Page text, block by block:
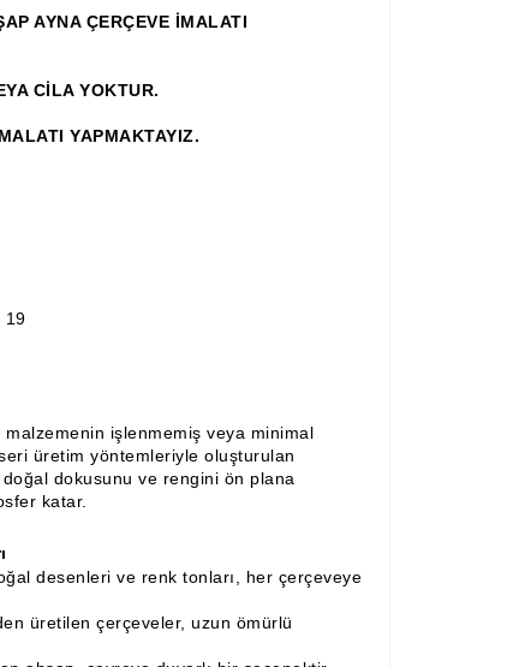
AYNA ÇERÇEVE İMALATI
CİLA YOKTUR.
YAPMAKTAYIZ.
19
malzemenin işlenmemiş veya minimal
üretim yöntemleriyle oluşturulan
dokusunu ve rengini ön plana
katar.
desenleri ve renk tonları, her çerçeveye
üretilen çerçeveler, uzun ömürlü